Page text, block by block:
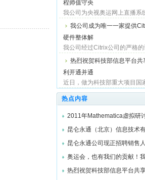
业。 经过多年的积累，拥有强
支持和技术服务能力，为用户
程师值守央
我公司为央视奥运网上直播系
络管理与监控解决方案！ 我公
国际网站对北京2008年奥运会
播系统提供了网络设备和服务
运行提供了监控与管理系统。
我公司成为唯一一家提供
硬件整体解
我公司经过Citrix公司的严格
核，继成为其广域网加速和应
负载均衡硬件系统解决方案合
（CSA）之后，依靠强大的技
又成为其应用交付软件系统解
热烈祝贺科技部信息平台共
利开通并通
近日，做为科技部重大项目国
究共享平台的一部分， 远程数
台项目顺利通过国家鉴定并顺
装备部领导、四川省领导参...
热点内容
2011年Mathematica虚拟研
名中
昆仑永通（北京）信息技术
为Kerio T
昆仑永通公司现正招聘销售
工程师，
奥运会，也有我们的贡献！
师值守央
热烈祝贺科技部信息平台共